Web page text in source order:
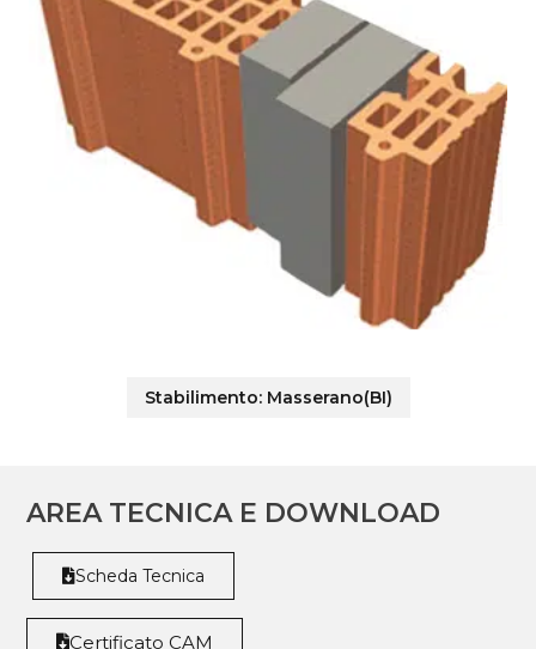
Stabilimento: Masserano(BI)
AREA TECNICA E DOWNLOAD
Scheda Tecnica
Certificato CAM